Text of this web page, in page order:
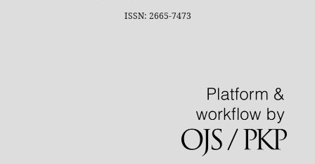
ISSN: 2665-7473